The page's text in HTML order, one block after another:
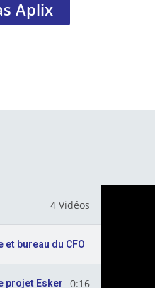
Aplix
4 Vidéos
bureau du CFO
projet Esker de Corum L'Epargne
0:16